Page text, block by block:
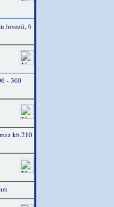
hosszú, 6
- 300
kb.210